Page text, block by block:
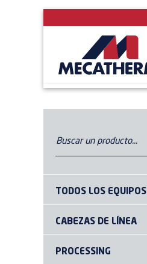
TODOS LOS EQUIPOS
CABEZAS DE LÍNEA
PROCESSING